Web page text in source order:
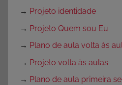
→ Projeto identidade
→ Projeto Quem sou Eu
→ Plano de aula volta às
→ Projeto volta às aulas
→ Plano de aula primeira